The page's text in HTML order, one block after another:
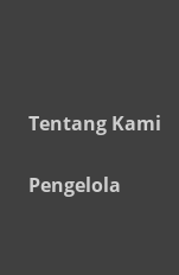
Tentang Kami
Pengelola